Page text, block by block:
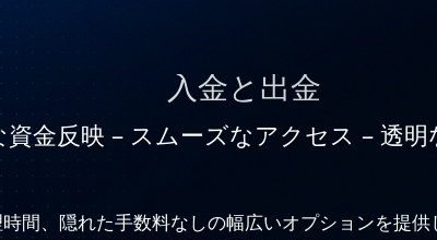
入金と出金
資金反映 – スムーズなアクセス – 透
間、隠れた手数料なしの幅広いオプションを提